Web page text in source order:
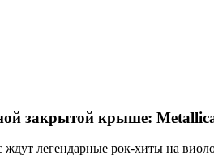
закрытой крыше:
легендарные рок-хиты на